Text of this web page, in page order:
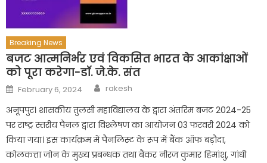
Breaking News
बजट आत्मनिर्भर एवं विकसित भारत के आकांक्षाओं
को पूरा करेगा-डाॅ. जे.के. संत
Posted
on
February 6, 2024 Author
rakesh
अनूपपुर। शासकीय तुलसी महाविद्यालय के द्वारा अंतरिम बजट 2024-25
पर राष्ट्र स्तरीय पैनल द्वारा विश्लेषण का आयोजन 03 फरवरी 2024 को
किया गया। इस कार्यक्रम में पैनलिस्ट के रूप में बैंक ऑफ बड़ौदा,
कोलकत्ता जोन के मुख्य प्रबन्धक तथा बैंकर नीरज कुमार हिमांशु, गांधी